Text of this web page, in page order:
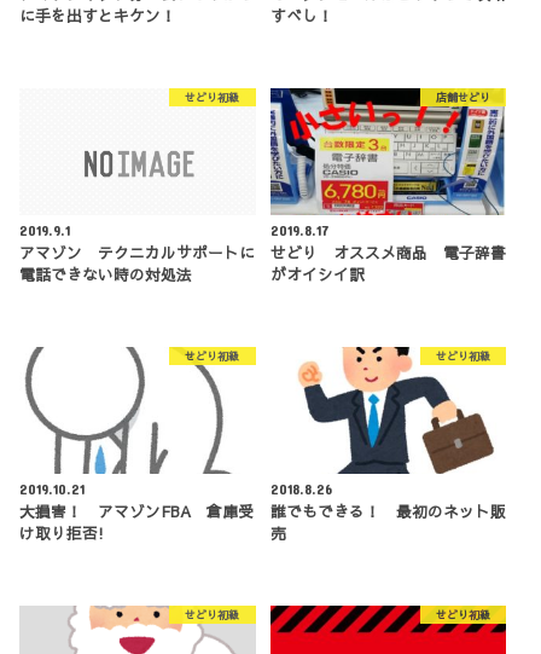
に手を出すとキケン！
すべし！
せどり初級
2019.9.1
アマゾン テクニカルサポートに
電話できない時の対処法
店舗せどり
2019.8.17
せどり オススメ商品 電子辞書
がオイシイ訳
せどり初級
2019.10.21
大損害！ アマゾンFBA 倉庫受
け取り拒否!
せどり初級
2018.8.26
誰でもできる！ 最初のネット販
売
せどり初級 せどり初級